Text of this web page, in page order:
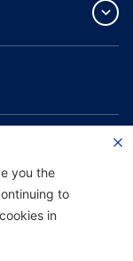
Plan 계약을 체결한
you the
to
in